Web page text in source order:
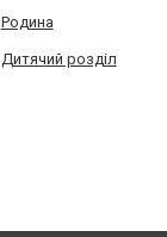
Родина
Дитячий розділ